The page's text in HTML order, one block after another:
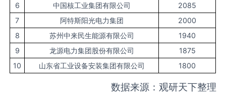
6
中国核工业集团有限公司
2085
7
阿特斯阳光电力集团
2000
8
苏州中来民生能源有限公司
1940
9
龙源电力集团股份有限公司
1875
10
山东省工业设备安装集团有限公司 1800
数据来源：观研天下整理